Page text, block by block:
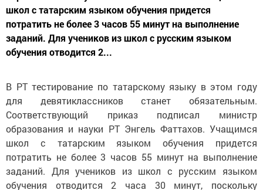
школ с татарским языком обучения придется
потратить не более 3 часов 55 минут на выполнение
заданий. Для учеников из школ с русским языком
обучения отводится 2...
В РТ тестирование по татарскому языку в этом году
для девятиклассников станет обязательным.
Соответствующий приказ подписал министр
образования и науки РТ Энгель Фаттахов. Учащимся
школ с татарским языком обучения придется
потратить не более 3 часов 55 минут на выполнение
заданий. Для учеников из школ с русским языком
обучения отводится 2 часа 30 минут, поскольку